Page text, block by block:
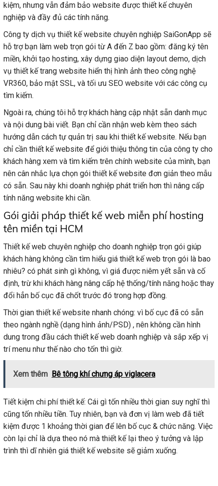
kiệm, nhưng vẫn đảm bảo website được thiết kế chuyên
nghiệp và đầy đủ các tính năng.
Công ty dịch vụ thiết kế website chuyên nghiệp SaiGonApp sẽ
hỗ trợ bạn làm web trọn gói từ A đến Z bao gồm: đăng ký tên
miền, khởi tạo hosting, xây dựng giao diện layout demo, dịch
vụ thiết kế trang website hiển thị hình ảnh theo công nghệ
VR360, bảo mật SSL, và tối ưu SEO website với các công cụ
tìm kiếm.
Ngoài ra, chúng tôi hỗ trợ khách hàng cập nhật sẵn danh mục
và nội dung bài viết. Bạn chỉ cần nhận web kèm theo sách
hướng dẫn cách tự quản trị sau khi thiết kế website. Nếu bạn
chỉ cần thiết kế website để giới thiệu thông tin của công ty cho
khách hàng xem và tìm kiếm trên chính website của mình, bạn
nên cân nhắc lựa chọn gói thiết kế website đơn giản theo mẫu
có sẵn. Sau này khi doanh nghiệp phát triển hơn thì nâng cấp
tính năng website khi cần.
Gói giải pháp thiết kế web miễn phí hosting
tên miền tại HCM
Thiết kế web chuyên nghiệp cho doanh nghiệp trọn gói giúp
khách hàng không cần tìm hiểu giá thiết kế web trọn gói là bao
nhiêu? có phát sinh gì không, vì giá được niêm yết sẵn và cố
định, trừ khi khách hàng nâng cấp hệ thống/tính năng hoặc thay
đổi hẳn bố cục đã chốt trước đó trong hợp đồng.
Thời gian thiết kế website nhanh chóng: vì bố cục đã có sẵn
theo ngành nghề (dạng hình ảnh/PSD) , nên không cần hình
dung trong đầu cách thiết kế web doanh nghiệp và sắp xếp vị
trí menu như thế nào cho tốn thì giờ.
Xem thêm Bê tông khí chưng áp viglacera
Tiết kiệm chi phí thiết kế: Cái gì tốn nhiều thời gian suy nghĩ thì
cũng tốn nhiều tiền. Tuy nhiên, bạn và đơn vị làm web đã tiết
kiệm được 1 khoảng thời gian để lên bố cục & chức năng. Việc
còn lại chỉ là dựa theo nó mà thiết kế lại theo ý tưởng và lập
trình thì dĩ nhiên giá thiết kế website sẽ giảm xuống.